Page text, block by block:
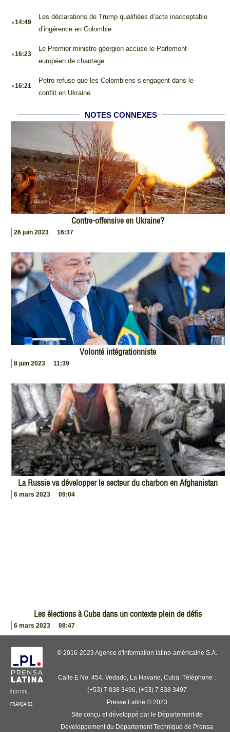
.14:49
Les déclarations de Trump qualifiées d’acte inacceptable
d’ingérence en Colombie
.16:23
Le Premier ministre géorgien accuse le Parlement
européen de chantage
.16:21
Petro refuse que les Colombiens s’engagent dans le
conflit en Ukraine
NOTES CONNEXES
Contre-offensive en Ukraine?
26 juin 2023 16:37
Volonté intégrationniste
8 juin 2023 11:39
La Russie va développer le secteur du charbon en Afghanistan
6 mars 2023 09:04
Les élections à Cuba dans un contexte plein de défis
6 mars 2023 08:47
ÉDITION
FRANÇAISE
© 2016-2023 Agence d'information latino-américaine S.A.
Calle E No. 454, Vedado, La Havane, Cuba. Téléphone :
(+53) 7 838 3496, (+53) 7 838 3497
Presse Latine © 2023
Site conçu et développé par le Département de
Développement du Département Technique de Prensa